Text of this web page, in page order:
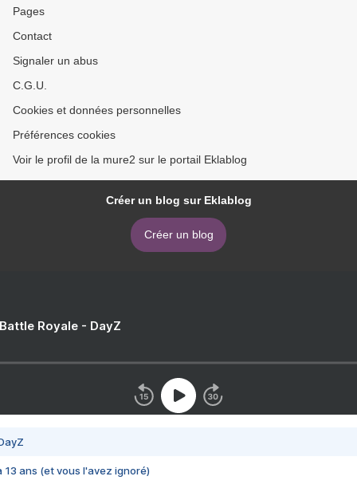
Pages
Contact
Signaler un abus
C.G.U.
Cookies et données personnelles
Préférences cookies
Voir le profil de la mure2 sur le portail Eklablog
Créer un blog sur Eklablog
Créer un blog
Royale - DayZ
13 ans (et vous l'avez ignoré)